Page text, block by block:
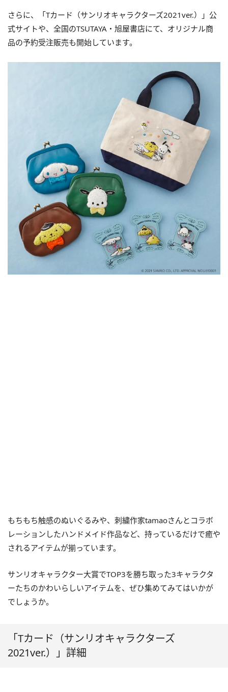
さらに、「Tカード（サンリオキャラクターズ2021ver.）」公
式サイトや、全国のTSUTAYA・旭屋書店にて、オリジナル商
品の予約受注販売も開始しています。
もちもち触感のぬいぐるみや、刺繍作家tamaoさんとコラボ
レーションしたハンドメイド作品など、持っているだけで癒や
されるアイテムが揃っています。
サンリオキャラクター大賞でTOP3を勝ち取った3キャラクタ
ーたちのかわいらしいアイテムを、ぜひ集めてみてはいかが
でしょうか。
「Tカード（サンリオキャラクターズ
2021ver.）」詳細